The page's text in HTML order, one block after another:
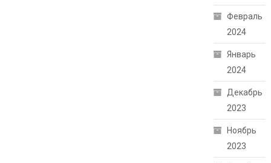
Февраль
2024
Январь
2024
Декабрь
2023
Ноябрь
2023